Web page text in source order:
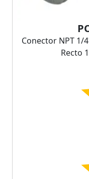
Conector NPT 1/
Recto